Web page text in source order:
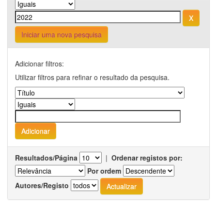
Iniciar uma nova pesquisa
Adicionar filtros:
Utilizar filtros para refinar o resultado da pesquisa.
Resultados/Página | Ordenar registos por:
Por ordem
Autores/Registo